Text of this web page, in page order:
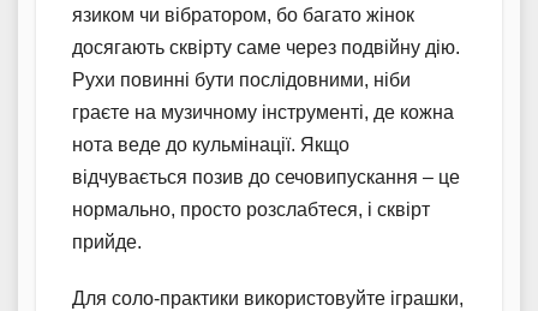
язиком чи вібратором, бо багато жінок
досягають сквірту саме через подвійну дію.
Рухи повинні бути послідовними, ніби
граєте на музичному інструменті, де кожна
нота веде до кульмінації. Якщо
відчувається позив до сечовипускання – це
нормально, просто розслабтеся, і сквірт
прийде.
Для соло-практики використовуйте іграшки,